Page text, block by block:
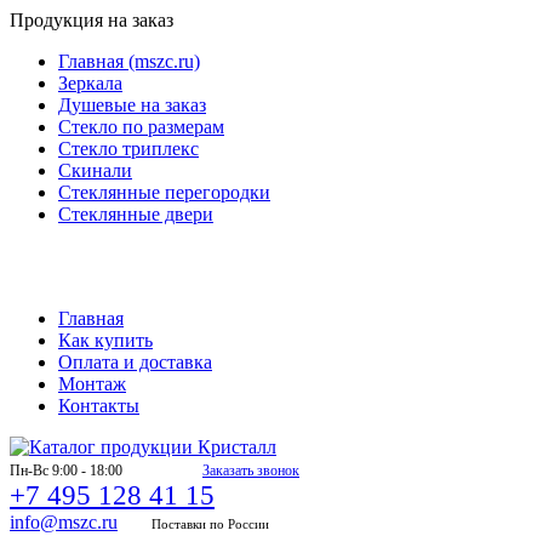
Продукция на заказ
Главная (mszc.ru)
Зеркала
Душевые на заказ
Стекло по размерам
Стекло триплекс
Скинали
Стеклянные перегородки
Стеклянные двери
Главная
Как купить
Оплата и доставка
Монтаж
Контакты
Пн-Вс 9:00 - 18:00 Заказать звонок
+7 495 128 41 15
info@mszc.ru Поставки по России